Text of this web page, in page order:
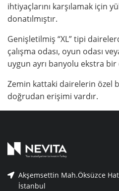
ihtiyaçlarını karşılamak için
donatılmıştır.
Genişletilmiş “XL” tipi
çalışma odası, oyun odası
uygun ayrı banyolu ekstra bir
Zemin kattaki dairelerin özel
doğrudan erişimi vardır.
Akşemsettin Mah.Öksüzce
İstanbul